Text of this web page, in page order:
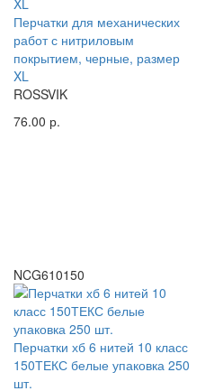
Перчатки для механических
работ с нитриловым
покрытием, черные, размер
XL
ROSSVIK
76.00 р.
NCG610150
Перчатки хб 6 нитей 10 класс
150ТЕКС белые упаковка 250
шт.